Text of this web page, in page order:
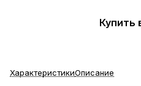
Купить
ХарактеристикиОписание